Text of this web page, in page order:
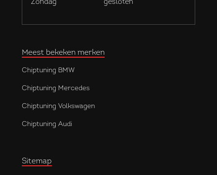
Zondag
gesloten
Meest bekeken merken
Chiptuning BMW
Chiptuning Mercedes
Chiptuning Volkswagen
Chiptuning Audi
Sitemap